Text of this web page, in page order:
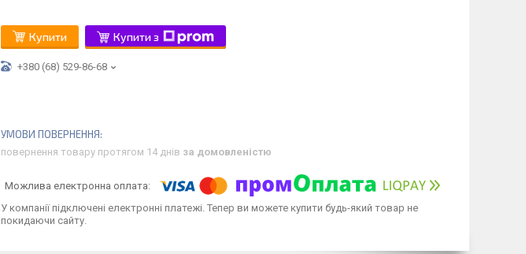
Купити Купити з
+380 (68) 529-86-68
повернення товару протягом 14 днів за домовленістю
У компанії підключені електронні платежі. Тепер ви можете купити будь-який товар не
покидаючи сайту.